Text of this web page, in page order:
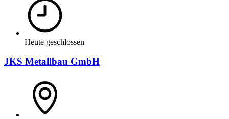
Heute geschlossen
JKS Metallbau GmbH